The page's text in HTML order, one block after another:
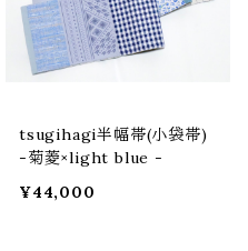
tsugihagi半幅帯(小袋帯)
-菊菱×light blue -
¥44,000